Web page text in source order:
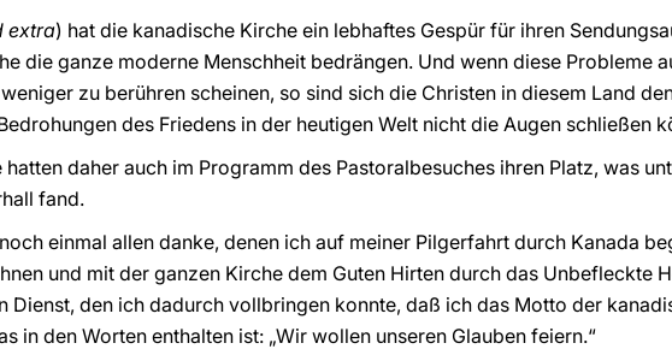
extra) hat die kanadische Kirche ein lebhaftes Gespür für ihren
die ganze moderne Menschheit bedrängen. Und wenn diese Probleme
zu berühren scheinen, so sind sich die Christen in diesem Land
des Friedens in der heutigen Welt nicht die Augen schließen
hatten daher auch im Programm des Pastoralbesuches ihren Platz, was
fand.
einmal allen danke, denen ich auf meiner Pilgerfahrt durch Kanada
und mit der ganzen Kirche dem Guten Hirten durch das Unbefleckte
Dienst, den ich dadurch vollbringen konnte, daß ich das Motto der
in den Worten enthalten ist: „Wir wollen unseren Glauben feiern.“